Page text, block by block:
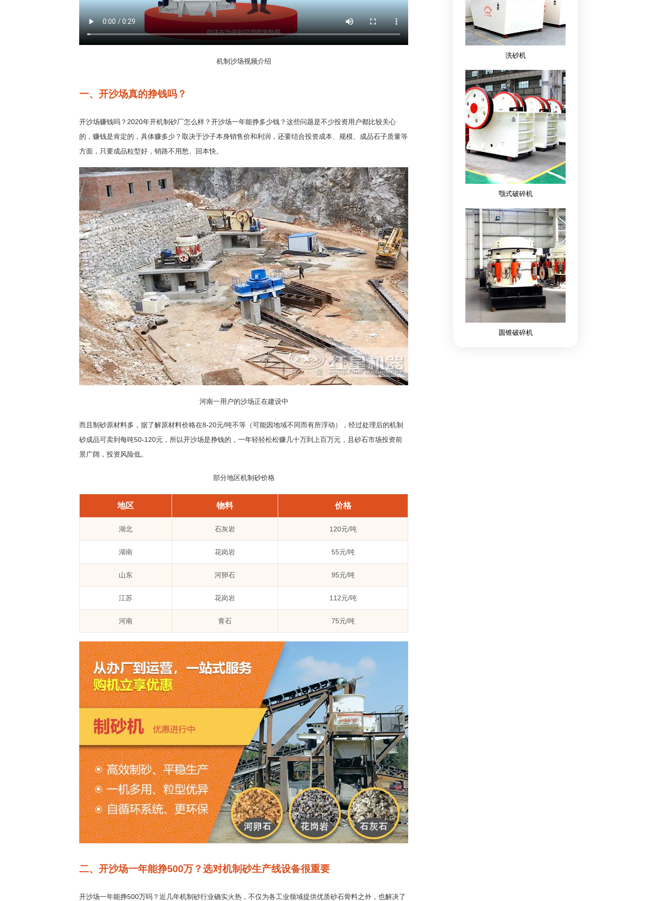
机制沙场视频介绍
一、开沙场真的挣钱吗？
开沙场赚钱吗？2020年开机制砂厂怎么样？开沙场一年能挣多少钱？这些问题是不少投资用户都比较关心
的，赚钱是肯定的，具体赚多少？取决于沙子本身销售价和利润，还要结合投资成本、规模、成品石子质量等
方面，只要成品粒型好，销路不用愁、回本快。
河南一用户的沙场正在建设中
而且制砂原材料多，据了解原材料价格在8-20元/吨不等（可能因地域不同而有所浮动），经过处理后的机制
砂成品可卖到每吨50-120元，所以开沙场是挣钱的，一年轻轻松松赚几十万到上百万元，且砂石市场投资前
景广阔，投资风险低。
部分地区机制砂价格
地区 物料 价格
湖北 石灰岩 120元/吨
湖南 花岗岩 55元/吨
山东 河卵石 95元/吨
江苏 花岗岩 112元/吨
河南 青石 75元/吨
二、开沙场一年能挣500万？选对机制砂生产线设备很重要
开沙场一年能挣500万吗？近几年机制砂行业确实火热，不仅为各工业领域提供优质砂石骨料之外，也解决了
洗砂机
颚式破碎机
圆锥破碎机